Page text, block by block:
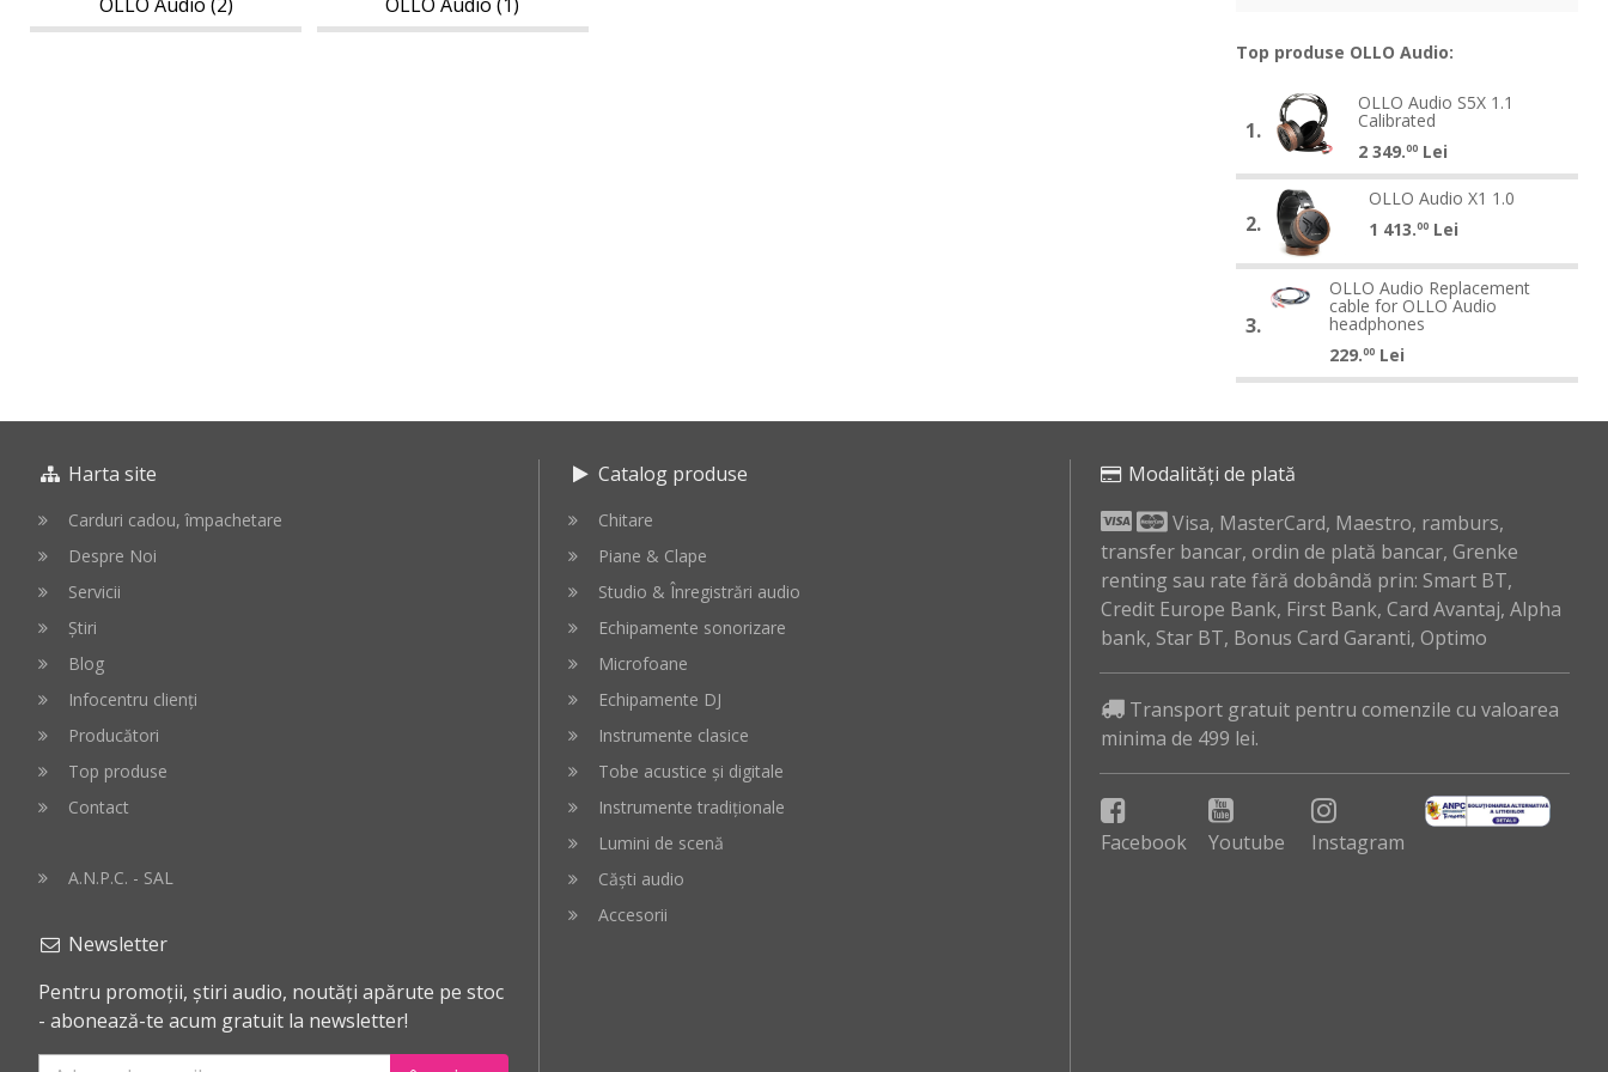
Top produse OLLO Audio:
OLLO
Audio
1.1
Calibrated
1.
OLLO
Audio
1.1
Calibrated
OLLO Audio S5X 1.1
Calibrated
2 349.00 Lei
OLLO
Audio
2.
OLLO
Audio
X1
1.0
OLLO Audio X1 1.0
1 413.00 Lei
OLLO
Audio
Replacement
OLLO
headphones
3.
OLLO
Replacement
cable
Audio
OLLO Audio Replacement
cable for OLLO Audio
headphones
229.00 Lei
Harta site
Carduri cadou, împachetare
Despre Noi
Servicii
Știri
Blog
Infocentru clienți
Producători
Top produse
Contact
A.N.P.C. - SAL
Newsletter
Pentru promoții, știri audio, noutăți apărute pe stoc
- abonează-te acum gratuit la newsletter!
Catalog produse
Chitare
Piane & Clape
Studio & Înregistrări audio
Echipamente sonorizare
Microfoane
Echipamente DJ
Instrumente clasice
Tobe acustice și digitale
Instrumente tradiționale
Lumini de scenă
Căști audio
Accesorii
Modalități de plată
Visa, MasterCard, Maestro, ramburs,
transfer bancar, ordin de plată bancar, Grenke
renting sau rate fără dobândă prin: Smart BT,
Credit Europe Bank, First Bank, Card Avantaj, Alpha
bank, Star BT, Bonus Card Garanti, Optimo
Transport gratuit pentru comenzile cu valoarea
minima de 499 lei.
Facebook Youtube Instagram